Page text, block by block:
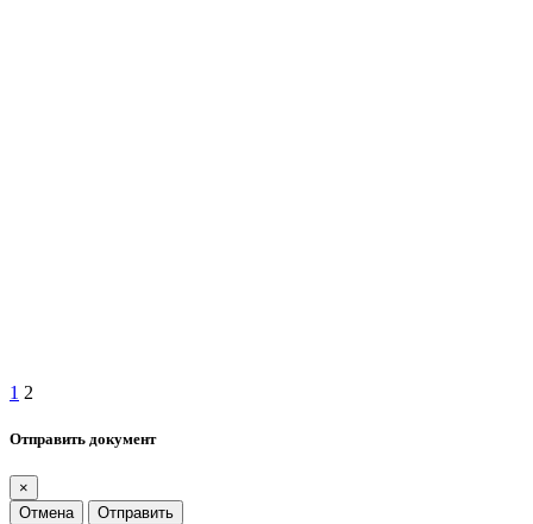
1 2
Отправить документ
×
Отмена
Отправить